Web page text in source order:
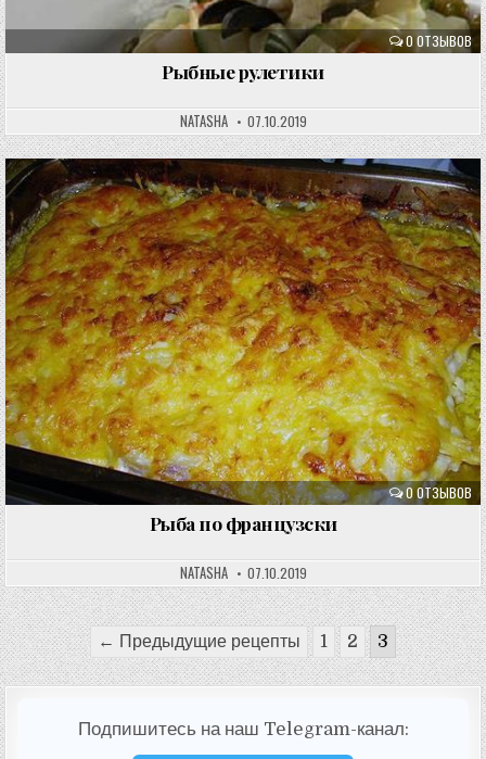
0 ОТЗЫВОВ
Рыбные рулетики
NATASHA 07.10.2019
0 ОТЗЫВОВ
Рыба по французски
NATASHA 07.10.2019
Пагинация
записей
← Предыдущие рецепты 1 2 3
Подпишитесь на наш Telegram-канал: